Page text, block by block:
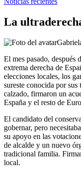
La
El mes pasado, después
extrema derecha de
elecciones locales, los
sureste conocida por sus
calzado, firmaron un
España y el resto de
El candidato del
gobernar, pero
su apoyo en las
de alcalde y un nuevo
tradicional familia.
local.